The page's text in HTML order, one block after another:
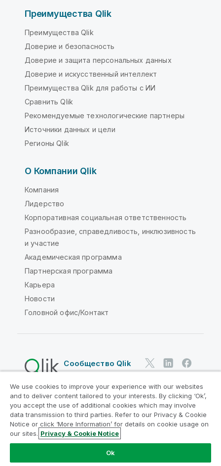
Преимущества Qlik
Преимущества Qlik
Доверие и безопасность
Доверие и защита персональных данных
Доверие и искусственный интеллект
Преимущества Qlik для работы с ИИ
Сравнить Qlik
Рекомендуемые технологические партнеры
Источники данных и цели
Регионы Qlik
О Компании Qlik
Компания
Лидерство
Корпоративная социальная ответственность
Разнообразие, справедливость, инклюзивность
и участие
Академическая программа
Партнерская программа
Карьера
Новости
Головной офис/Контакт
Сообщество Qlik
Юридические соглашения
Условия использования продуктов
Legal Policies
Юридические положения
Условия использования
Товарные знаки
Do Not Share My Info
© QlikTech International AB, 1993-2026. Все права
We use cookies to improve your experience with our websites
and to deliver content tailored to your interests. By clicking ‘Ok’,
you accept the use of additional cookies which may involve
data transmission to third parties. Refer to our Privacy & Cookie
Notice or click ‘More Information’ for details on cookie usage on
our sites. Privacy & Cookie Notice
Ok